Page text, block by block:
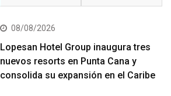
08/08/2026
Lopesan Hotel Group inaugura tres
nuevos resorts en Punta Cana y
consolida su expansión en el Caribe